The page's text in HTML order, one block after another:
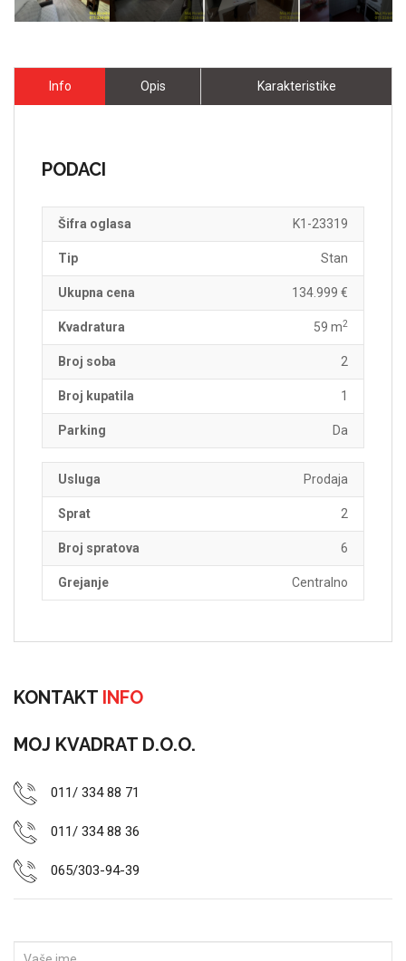
Info Opis Karakteristike
PODACI
Šifra oglasa K1-23319
Tip Stan
Ukupna cena 134.999 €
Kvadratura 59 m2
Broj soba 2
Broj kupatila 1
Parking Da
Usluga Prodaja
Sprat 2
Broj spratova 6
Grejanje Centralno
KONTAKT INFO
MOJ KVADRAT D.O.O.
011/ 334 88 71
011/ 334 88 36
065/303-94-39